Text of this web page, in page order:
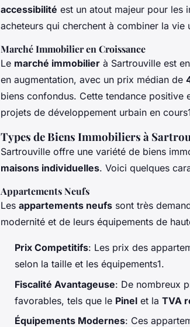
accessibilité est un atout majeur pour les
acheteurs qui cherchent à combiner la vie
Marché Immobilier en Croissance
Le marché immobilier à Sartrouville est
en augmentation, avec un prix médian de
biens confondus. Cette tendance positive
projets de développement urbain en
Types de Biens Immobiliers à
Sartrouville offre une variété de biens
maisons individuelles. Voici quelques
Appartements Neufs
Les appartements neufs sont très
modernité et de leurs équipements de
Prix Competitifs: Les prix des
selon la taille et les équipements1.
Fiscalité Avantageuse: De nombreux
favorables, tels que le Pinel et la TVA
Équipements Modernes: Ces